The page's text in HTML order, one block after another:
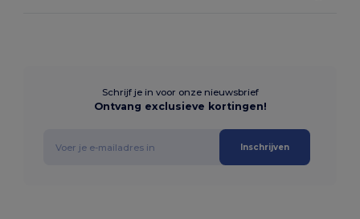
Schrijf je in voor onze nieuwsbrief
Ontvang exclusieve kortingen!
Inschrijven